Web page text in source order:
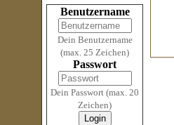
Benutzername
Dein Benutzername
(max. 25 Zeichen)
Passwort
Dein Passwort (max. 20
Zeichen)